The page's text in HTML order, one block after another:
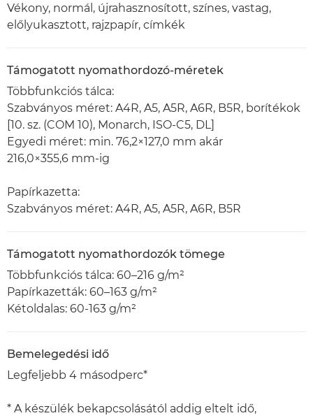
Vékony, normál, újrahasznosított, színes, vastag,
előlyukasztott, rajzpapír, címkék
Támogatott nyomathordozó-méretek
Többfunkciós tálca:
Szabványos méret: A4R, A5, A5R, A6R, B5R, borítékok
[10. sz. (COM 10), Monarch, ISO-C5, DL]
Egyedi méret: min. 76,2×127,0 mm akár
216,0×355,6 mm-ig
Papírkazetta:
Szabványos méret: A4R, A5, A5R, A6R, B5R
Támogatott nyomathordozók tömege
Többfunkciós tálca: 60–216 g/m²
Papírkazetták: 60–163 g/m²
Kétoldalas: 60-163 g/m²
Bemelegedési idő
Legfeljebb 4 másodperc*
* A készülék bekapcsolásától addig eltelt idő,